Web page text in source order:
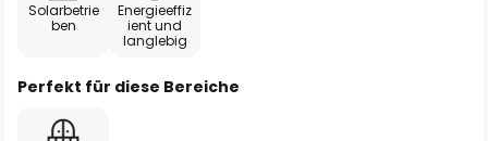
Solarbetrie
ben
Energieeffiz
ient und
langlebig
Perfekt für diese Bereiche